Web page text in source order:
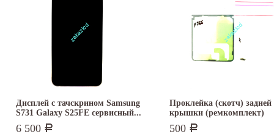
Дисплей с тачскрином Samsung
S731 Galaxy S25FE сервисный...
6 500 Р
Проклейка (скотч) задней
крышки (ремкомплект)
Samsung...
500 Р